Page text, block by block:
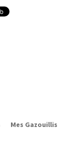
Mes Gazouillis